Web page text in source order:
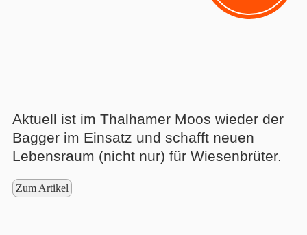
Aktuell ist im Thalhamer Moos wieder der
Bagger im Einsatz und schafft neuen
Lebensraum (nicht nur) für Wiesenbrüter.
Zum Artikel